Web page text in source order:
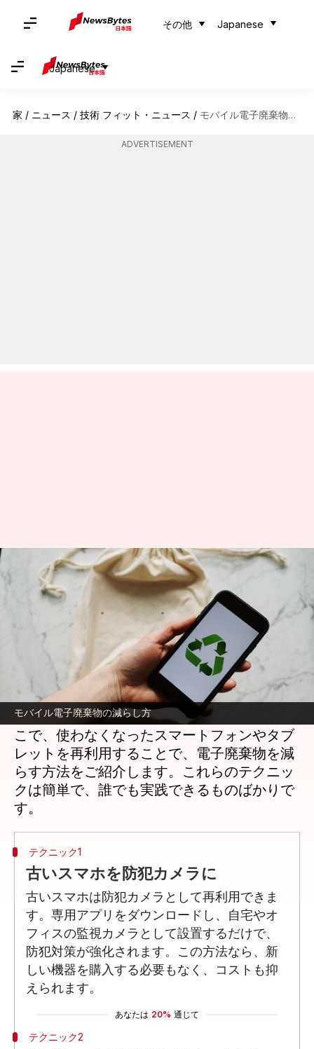
その他 Japanese
Japanese
家 / ニュース / 技術 フィット・ニュース / モバイル電子廃棄物を減らす5つの再利用法
ADVERTISEMENT
モバイル電子廃棄物の減らし方
モバイル電子廃棄物を減らす5
つの再利用法
Jun 11, 2026 03:53 pm
どんな話なの
モバイルデバイスは私たちの日常生活に欠か
せない存在ですが、その寿命が尽きると電子
廃棄物として環境に悪影響を及ぼします。そ
こで、使わなくなったスマートフォンやタブ
レットを再利用することで、電子廃棄物を減
らす方法をご紹介します。これらのテクニッ
クは簡単で、誰でも実践できるものばかりで
テクニック1
古いスマホを防犯カメラに
古いスマホは防犯カメラとして再利用できま
す。専用アプリをダウンロードし、自宅やオ
フィスの監視カメラとして設置するだけで、
防犯対策が強化されます。この方法なら、新
しい機器を購入する必要もなく、コストも抑
えられます。
あなたは 20% 通じて
テクニック2